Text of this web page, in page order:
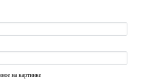
на картинке